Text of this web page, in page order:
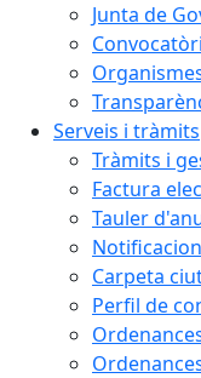
Junta de
Serveis i tràmits
Tràmits i
Factura
Tauler
Carpeta
Perfil de